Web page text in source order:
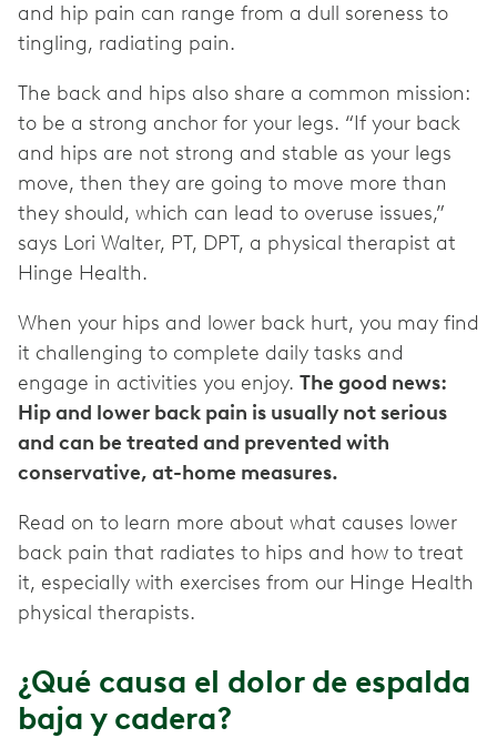
and hip pain can range from a dull soreness to
tingling, radiating pain.
The back and hips also share a common mission:
to be a strong anchor for your legs. “If your back
and hips are not strong and stable as your legs
move, then they are going to move more than
they should, which can lead to overuse issues,”
says Lori Walter, PT, DPT, a physical therapist at
Hinge Health.
When your hips and lower back hurt, you may find
it challenging to complete daily tasks and
engage in activities you enjoy. The good news:
Hip and lower back pain is usually not serious
and can be treated and prevented with
conservative, at-home measures.
Read on to learn more about what causes lower
back pain that radiates to hips and how to treat
it, especially with exercises from our Hinge Health
physical therapists.
¿Qué causa el dolor de espalda
baja y cadera?